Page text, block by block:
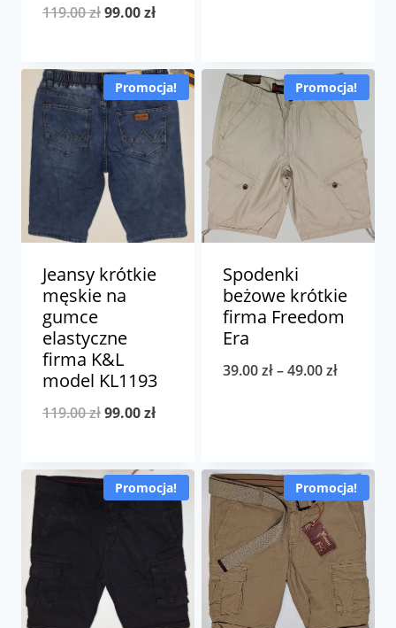
119.00złPierwotna
wynosiła:
119.00 zł.
99.00złAktualna
wynosi:
99.00 zł.
Promocja!
Jeansy krótkie
męskie na
gumce
elastyczne
firma K&L
model KL1193
119.00złPierwotna
wynosiła:
119.00 zł.
99.00złAktualna
wynosi:
99.00 zł.
Promocja!
Spodenki
beżowe krótkie
firma Freedom
Era
39.00zł–49.00złZakres
do
49.00 zł
Promocja! Promocja!